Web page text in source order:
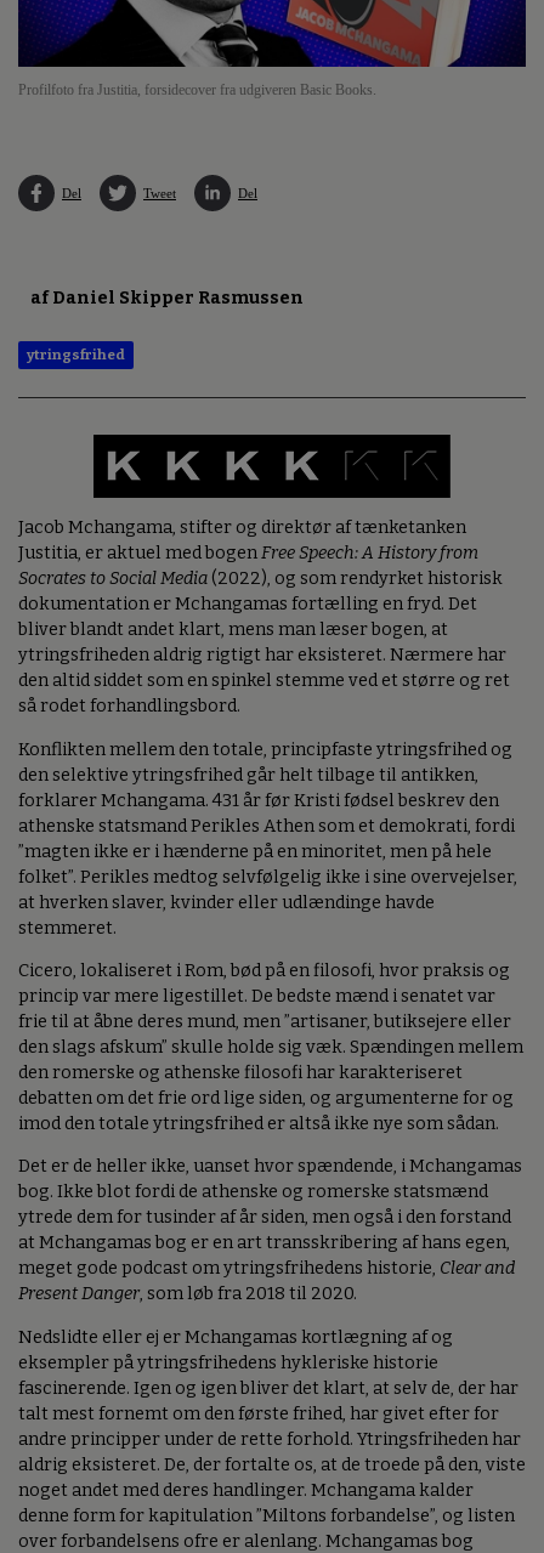
Profilfoto fra Justitia, forsidecover fra udgiveren Basic Books.
Del Tweet Del
af Daniel Skipper Rasmussen
ytringsfrihed
Jacob Mchangama, stifter og direktør af tænketanken
Justitia, er aktuel med bogenFree Speech: A History from
Socrates to Social Media (2022), og som rendyrket historisk
dokumentation er Mchangamas fortælling en fryd. Det
bliver blandt andet klart, mens man læser bogen, at
ytringsfriheden aldrig rigtigt har eksisteret. Nærmere har
den altid siddet som en spinkel stemme ved et større og ret
så rodet forhandlingsbord.
Konflikten mellem den totale, principfaste ytringsfrihed og
den selektive ytringsfrihed går helt tilbage til antikken,
forklarer Mchangama. 431 år før Kristi fødsel beskrev den
athenske statsmand Perikles Athen som et demokrati, fordi
”magten ikke er i hænderne på en minoritet, men på hele
folket”. Perikles medtog selvfølgelig ikke i sine overvejelser,
at hverken slaver, kvinder eller udlændinge havde
stemmeret.
Cicero, lokaliseret i Rom, bød på en filosofi, hvor praksis og
princip var mere ligestillet. De bedste mænd i senatet var
frie til at åbne deres mund, men ”artisaner, butiksejere eller
den slags afskum” skulle holde sig væk. Spændingen mellem
den romerske og athenske filosofi har karakteriseret
debatten om det frie ord lige siden, og argumenterne for og
imod den totale ytringsfrihed er altså ikke nye som sådan.
Det er de heller ikke, uanset hvor spændende, i Mchangamas
bog. Ikke blot fordi de athenske og romerske statsmænd
ytrede dem for tusinder af år siden, men også i den forstand
at Mchangamas bog er en art transskribering af hans egen,
meget gode podcast om ytringsfrihedens historie, Clear and
Present Danger, som løb fra 2018 til 2020.
Nedslidte eller ej er Mchangamas kortlægning af og
eksempler på ytringsfrihedens hykleriske historie
fascinerende. Igen og igen bliver det klart, at selv de, der har
talt mest fornemt om den første frihed, har givet efter for
andre principper under de rette forhold. Ytringsfriheden har
aldrig eksisteret. De, der fortalte os, at de troede på den, viste
noget andet med deres handlinger. Mchangama kalder
denne form for kapitulation ”Miltons forbandelse”, og listen
over forbandelsens ofre er alenlang. Mchangamas bog